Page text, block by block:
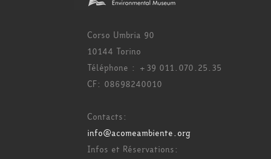
Corso Umbria 90
10144 Torino
Téléphone : +39 011.070.25.35
CF: 08698240010
Contacts:
info@acomeambiente.org
Infos et Réservations: